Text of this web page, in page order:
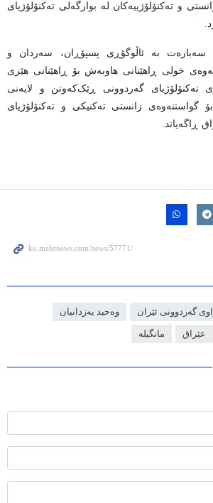
و تەکنۆلۆژییەکان لە بوارگەلی تەکنۆلۆژیای
سەبارەت بە ئاڵوگۆڕی پسپۆڕان، سەردان و
خولی ڕاهێنانی هاوبەش بۆ ڕاهێنانی هێزی
تەکنۆلۆژیای گەردوونی ڕێک‌کەوتن و لایەنی
گواستنەوەی زانستی تەکنیکی و تەکنۆلۆژیای
ڕاگەیاند.
گەردوونی ئێران وەحید یەزدانیان
عێراق مانگیلە